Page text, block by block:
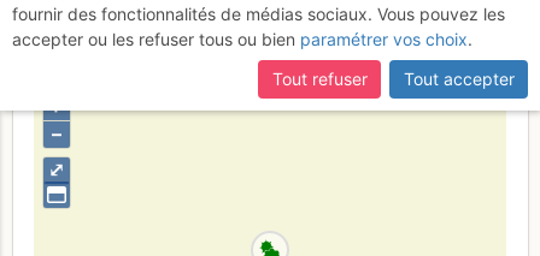
Provence
⤢
+
–
fournir des fonctionnalités de médias sociaux. Vous pouvez les
accepter ou les refuser tous ou bien paramétrer vos choix.
Tout refuser
Tout accepter